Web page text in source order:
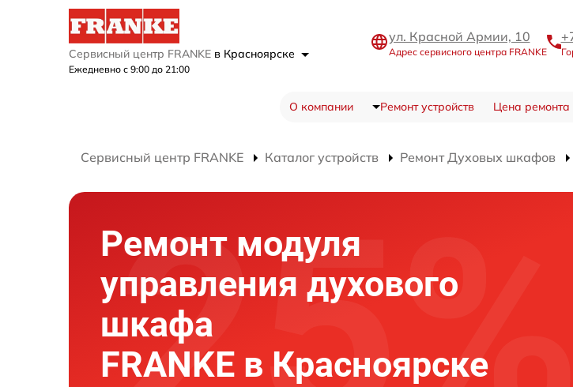
Сервисный центр FRANKE в Красноярске
Ежедневно с 9:00 до 21:00
ул. Красной Армии, 10
Адрес сервисного центра FRANKE
О компании Ремонт устройств Цена ремонта
Сервисный центр FRANKE Каталог устройств Ремонт Духовых шкафов
Ремонт модуля
управления духового
шкафа
FRANKE в Красноярске